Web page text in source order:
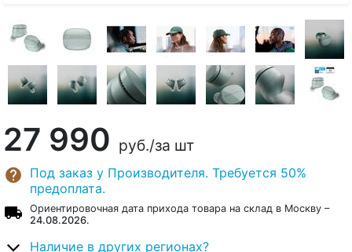
27 990 руб./за шт
Под заказ у Производителя. Требуется 50%
предоплата.
Ориентировочная дата прихода товара на склад в Москву –
24.08.2026.
Наличие в других регионах?